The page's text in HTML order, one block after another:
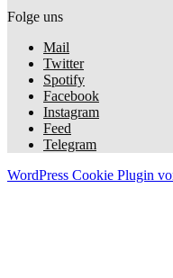
Folge uns
Mail
Twitter
Spotify
Facebook
Instagram
Feed
Telegram
WordPress Cookie Plugin